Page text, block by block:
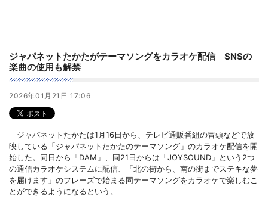
ジャパネットたかたがテーマソングをカラオケ配信 SNSの
楽曲の使用も解禁
2026年01月21日 17:06
ジャパネットたかたは1月16日から、テレビ通販番組の冒頭などで放
映している「ジャパネットたかたのテーマソング」のカラオケ配信を開
始した。同日から「DAM」、同21日からは「JOYSOUND」という2つ
の通信カラオケシステムに配信、「北の街から、南の街までステキな夢
を届けます」のフレーズで始まる同テーマソングをカラオケで楽しむこ
とができるようになるという。